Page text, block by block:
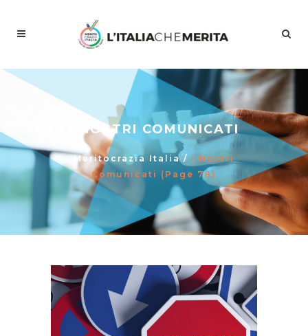
I NOSTRI COMUNICATI
Meritocrazia Italia/I Nostri
Comunicati (Page 78)